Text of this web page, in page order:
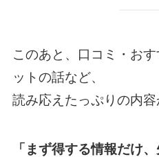
このあと、口コミ・お
ットの話など、
読み応えたっぷりの内容
「まず得する情報だけ